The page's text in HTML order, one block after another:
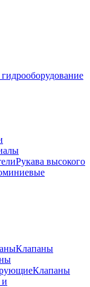
Рукава высокого
Клапаны
Клапаны